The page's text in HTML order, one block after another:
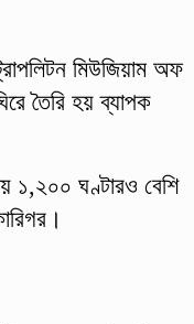
মিউজিয়াম অফ
তৈরি হয় ব্যাপক
১,২০০ ঘণ্টারও বেশি